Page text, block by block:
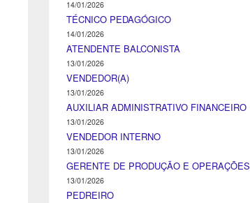
14/01/2026
TÉCNICO PEDAGÓGICO
14/01/2026
ATENDENTE BALCONISTA
13/01/2026
VENDEDOR(A)
13/01/2026
AUXILIAR ADMINISTRATIVO FINANCEIRO
13/01/2026
VENDEDOR INTERNO
13/01/2026
GERENTE DE PRODUÇÃO E OPERAÇÕES
13/01/2026
PEDREIRO